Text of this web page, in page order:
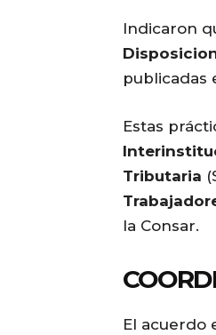
Indicaron
publicadas
Estas
Tributaria
la Consar.
El acuerdo